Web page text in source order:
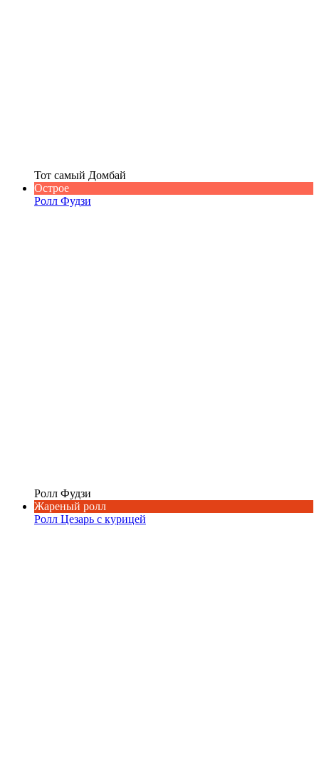
Тот самый Домбай
Острое
Ролл Фудзи
Ролл Фудзи
Жареный ролл
Ролл Цезарь с курицей